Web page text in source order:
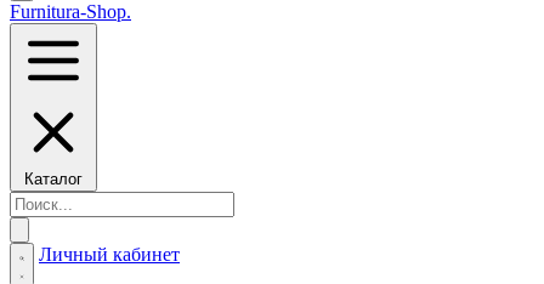
Furnitura-Shop.
Каталог
Личный кабинет